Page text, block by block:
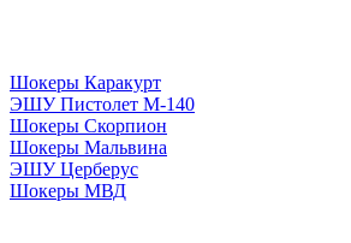
Шокеры Каракурт
ЭШУ Пистолет М-140
Шокеры Скорпион
Шокеры Мальвина
ЭШУ Церберус
Шокеры МВД